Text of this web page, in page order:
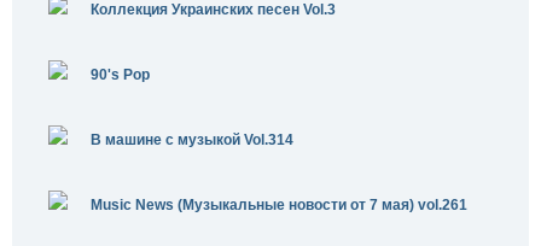
Коллекция Украинских песен Vol.3
90's Pop
В машине с музыкой Vol.314
Music News (Музыкальные новости от 7 мая) vol.261